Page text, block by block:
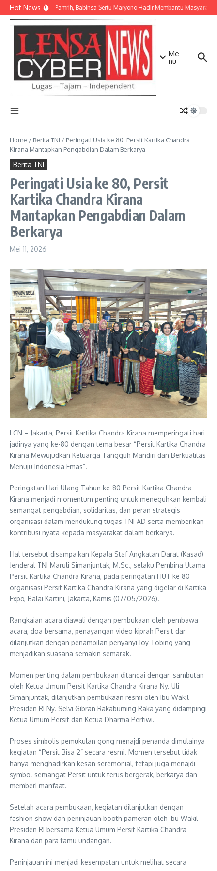
Lewati ke konten
Hot News
Ikhlas Tanpa Pamrih, Babinsa Sertu Maryono Hadir Membantu
Me
nu
Home / Berita TNI / Peringati Usia ke 80, Persit Kartika Chandra
Kirana Mantapkan Pengabdian Dalam Berkarya
Berita TNI
Peringati Usia ke 80, Persit
Kartika Chandra Kirana
Mantapkan Pengabdian Dalam
Berkarya
Mei 11, 2026
LCN – Jakarta, Persit Kartika Chandra Kirana memperingati hari
jadinya yang ke-80 dengan tema besar “Persit Kartika Chandra
Kirana Mewujudkan Keluarga Tangguh Mandiri dan Berkualitas
Menuju Indonesia Emas”.
Peringatan Hari Ulang Tahun ke-80 Persit Kartika Chandra
Kirana menjadi momentum penting untuk meneguhkan kembali
semangat pengabdian, solidaritas, dan peran strategis
organisasi dalam mendukung tugas TNI AD serta memberikan
kontribusi nyata kepada masyarakat dalam berkarya.
Hal tersebut disampaikan Kepala Staf Angkatan Darat (Kasad)
Jenderal TNI Maruli Simanjuntak, M.Sc., selaku Pembina Utama
Persit Kartika Chandra Kirana, pada peringatan HUT ke 80
organisasi Persit Kartika Chandra Kirana yang digelar di Kartika
Expo, Balai Kartini, Jakarta, Kamis (07/05/2026).
Rangkaian acara diawali dengan pembukaan oleh pembawa
acara, doa bersama, penayangan video kiprah Persit dan
dilanjutkan dengan penampilan penyanyi Joy Tobing yang
menjadikan suasana semakin semarak.
Momen penting dalam pembukaan ditandai dengan sambutan
oleh Ketua Umum Persit Kartika Chandra Kirana Ny. Uli
Simanjuntak, dilanjutkan pembukaan resmi oleh Ibu Wakil
Presiden RI Ny. Selvi Gibran Rakabuming Raka yang didampingi
Ketua Umum Persit dan Ketua Dharma Pertiwi.
Proses simbolis pemukulan gong menajdi penanda dimulainya
kegiatan “Persit Bisa 2” secara resmi. Momen tersebut tidak
hanya menghadirkan kesan seremonial, tetapi juga menajdi
symbol semangat Persit untuk terus bergerak, berkarya dan
memberi manfaat.
Setelah acara pembukaan, kegiatan dilanjutkan dengan
fashion show dan peninjauan booth pameran oleh Ibu Wakil
Presiden RI bersama Ketua Umum Persit Kartika Chandra
Kirana dan para tamu undangan.
Peninjauan ini menjadi kesempatan untuk melihat secara